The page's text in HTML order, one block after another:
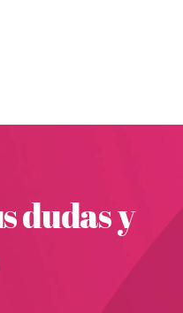
dudas y